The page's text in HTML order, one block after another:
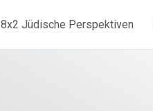
8x2 Jüdische Perspektiven